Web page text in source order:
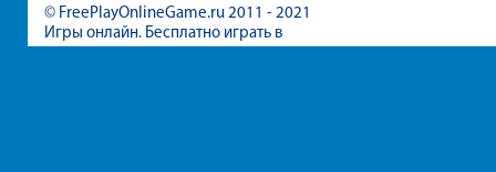
© FreePlayOnlineGame.ru 2011 - 2021
Игры онлайн. Бесплатно играть в
игры для девочек и мальчиков